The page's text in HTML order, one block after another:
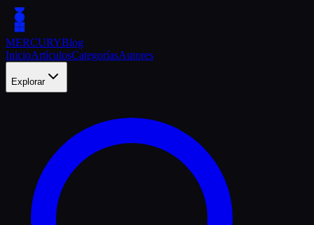
MERCURYBlog
InicioArtículosCategoríasAutores
Explorar